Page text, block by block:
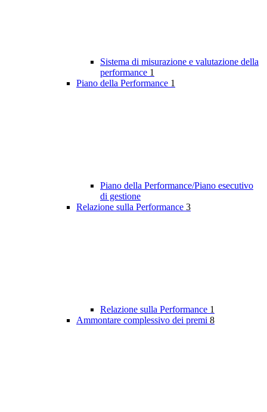
Sistema di misurazione e valutazione della
performance 1
Piano della Performance 1
Piano della Performance/Piano esecutivo
di gestione
Relazione sulla Performance 3
Relazione sulla Performance 1
Ammontare complessivo dei premi 8